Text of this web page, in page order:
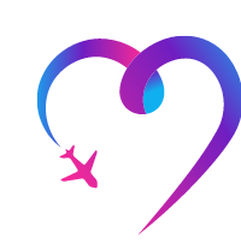
contenu
(Pressez
Entrée)